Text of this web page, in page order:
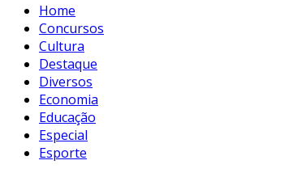
Home
Concursos
Cultura
Destaque
Diversos
Economia
Educação
Especial
Esporte